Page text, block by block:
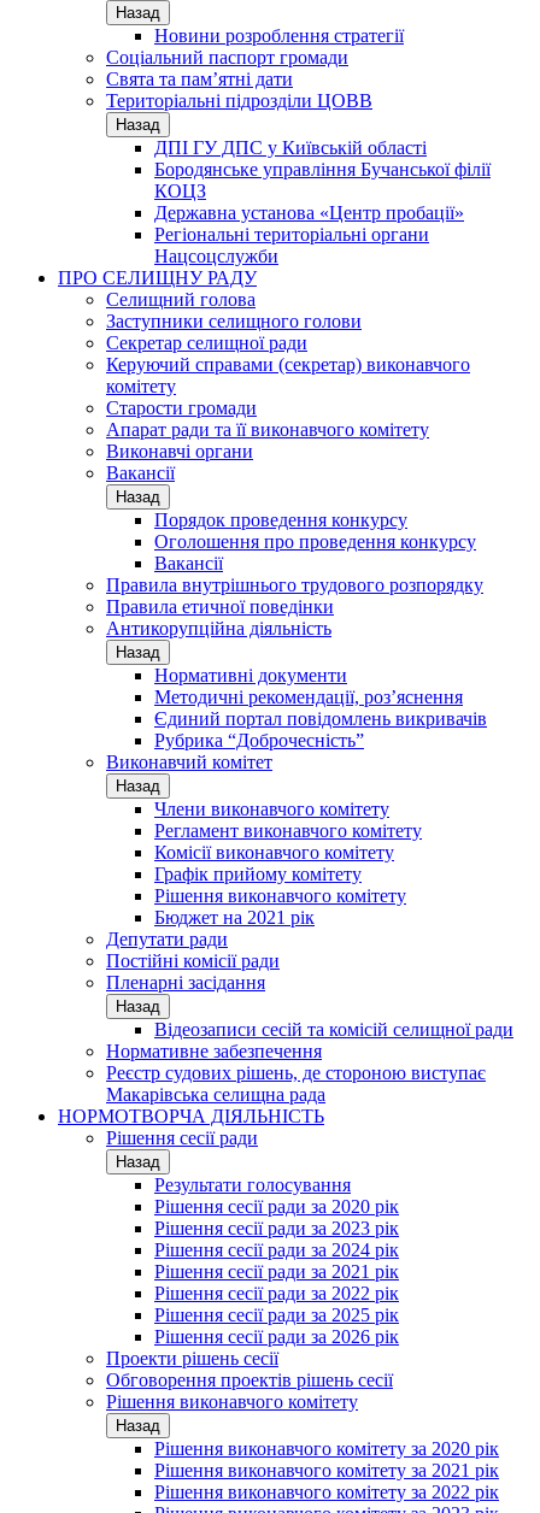
Назад
Новини розроблення стратегії
Соціальний паспорт громади
Свята та пам’ятні дати
Територіальні підрозділи ЦОВВ
Назад
ДПІ ГУ ДПС у Київській області
Бородянське управління Бучанської філії
КОЦЗ
Державна установа «Центр пробації»
Регіональні територіальні органи
Нацсоцслужби
ПРО СЕЛИЩНУ РАДУ
Селищний голова
Заступники селищного голови
Секретар селищної ради
Керуючий справами (секретар) виконавчого
комітету
Старости громади
Апарат ради та її виконавчого комітету
Виконавчі органи
Вакансії
Назад
Порядок проведення конкурсу
Оголошення про проведення конкурсу
Вакансії
Правила внутрішнього трудового розпорядку
Правила етичної поведінки
Антикорупційна діяльність
Назад
Нормативні документи
Методичні рекомендації, роз’яснення
Єдиний портал повідомлень викривачів
Рубрика “Доброчесність”
Виконавчий комітет
Назад
Члени виконавчого комітету
Регламент виконавчого комітету
Комісії виконавчого комітету
Графік прийому комітету
Рішення виконавчого комітету
Бюджет на 2021 рік
Депутати ради
Постійні комісії ради
Пленарні засідання
Назад
Відеозаписи сесій та комісій селищної ради
Нормативне забезпечення
Реєстр судових рішень, де стороною виступає
Макарівська селищна рада
НОРМОТВОРЧА ДІЯЛЬНІСТЬ
Рішення сесії ради
Назад
Результати голосування
Рішення сесії ради за 2020 рік
Рішення сесії ради за 2023 рік
Рішення сесії ради за 2024 рік
Рішення сесії ради за 2021 рік
Рішення сесії ради за 2022 рік
Рішення сесії ради за 2025 рік
Рішення сесії ради за 2026 рік
Проекти рішень сесії
Обговорення проектів рішень сесії
Рішення виконавчого комітету
Назад
Рішення виконавчого комітету за 2020 рік
Рішення виконавчого комітету за 2021 рік
Рішення виконавчого комітету за 2022 рік